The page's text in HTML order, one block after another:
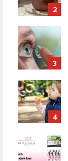
2
3
4